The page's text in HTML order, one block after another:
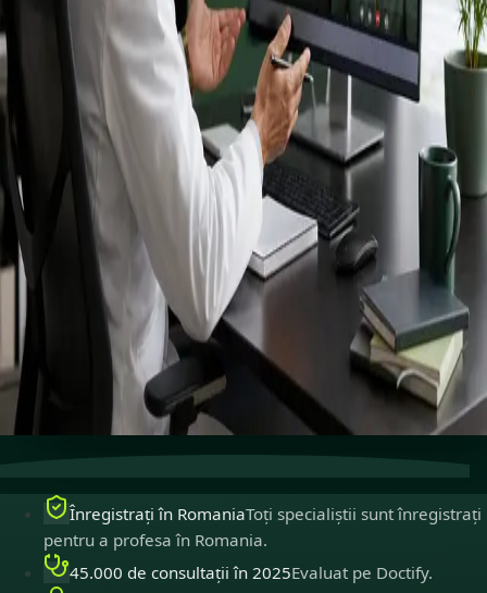
Cunoaște
înregistrații
specialiști.
Specialiști înregistrați pentru a profesa în Romania,
disponibili pentru consultații online sigure.
Programează consultație Vezi profiluri
Îngrijire de specialitateConectează-te cu specialiști
experimentați online.
Înregistrați în RomaniaMedici înregistrați pentru a
profesa în Romania.
Consultații sigurePrivate, confidențiale și ușor de
programat.
Înregistrați în RomaniaToți specialiștii sunt înregistrați
pentru a profesa în Romania.
45.000 de consultații în 2025Evaluat pe Doctify.